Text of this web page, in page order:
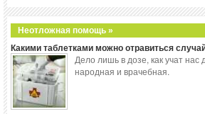
Неотложная помощь »
Какими таблетками можно отравиться
Дело лишь в дозе, как учат нас
народная и врачебная.